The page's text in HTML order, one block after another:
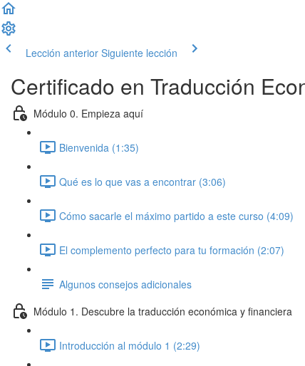
Lección anterior Siguiente lección
Certificado en Traducción
Módulo 0. Empieza aquí
Bienvenida (1:35)
Qué es lo que vas a encontrar (3:06)
Cómo sacarle el máximo partido a este curso (4:09)
El complemento perfecto para tu formación (2:07)
Algunos consejos adicionales
Módulo 1. Descubre la traducción económica y financiera
Introducción al módulo 1 (2:29)